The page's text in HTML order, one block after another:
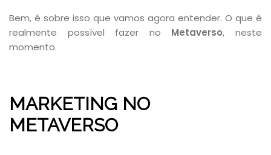
Bem, é sobre isso que vamos agora entender. O que é
realmente possível fazer no Metaverso, neste
momento.
MARKETING NO
METAVERSO